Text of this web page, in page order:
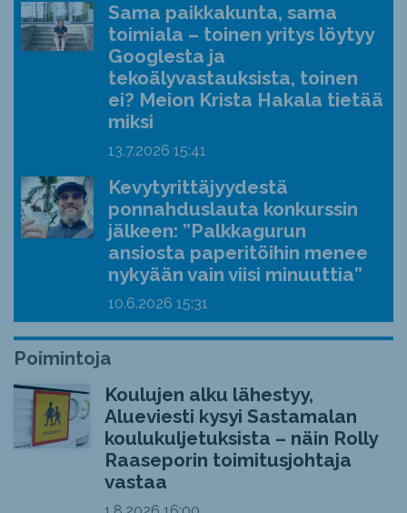
Sama paikkakunta, sama
toimiala – toinen yritys löytyy
Googlesta ja
tekoälyvastauksista, toinen
ei? Meion Krista Hakala tietää
miksi
13.7.2026 15:41
Kevytyrittäjyydestä
ponnahduslauta konkurssin
jälkeen: ”Palkkagurun
ansiosta paperitöihin menee
nykyään vain viisi minuuttia”
10.6.2026 15:31
Poimintoja
Koulujen alku lähestyy,
Alueviesti kysyi Sastamalan
koulukuljetuksista – näin Rolly
Raaseporin toimitusjohtaja
vastaa